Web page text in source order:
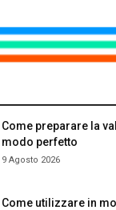
Come preparare la
modo perfetto
9 Agosto 2026
Come utilizzare in